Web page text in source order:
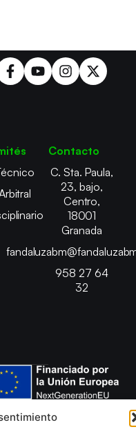
Contacto
C. Sta. Paula,
23, bajo,
Centro,
18001
Granada
958 27 64
32
de Balonmano |